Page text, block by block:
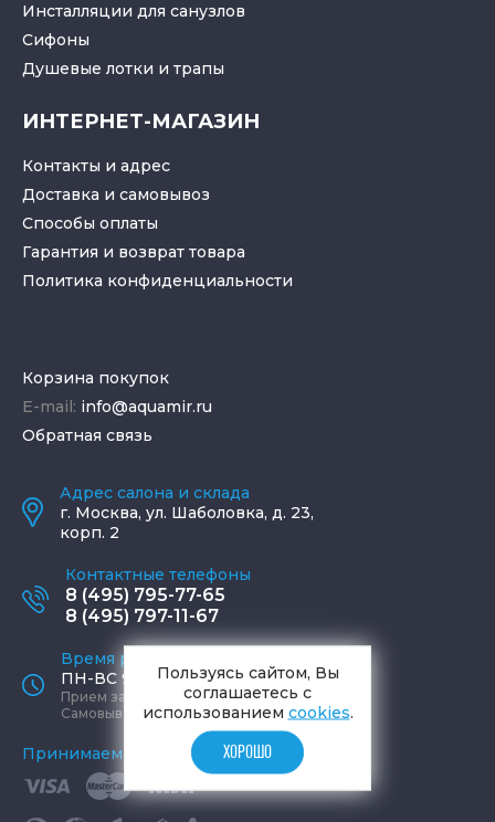
Инсталляции для санузлов
Cифоны
Душевые лотки и трапы
ИНТЕРНЕТ-МАГАЗИН
Контакты и адрес
Доставка и самовывоз
Способы оплаты
Гарантия и возврат товара
Политика конфиденциальности
Корзина покупок
E-mail: info@aquamir.ru
Обратная связь
Адрес салона и склада
г. Москва, ул. Шаболовка, д. 23,
корп. 2
Контактные телефоны
8 (495) 795-77-65
8 (495) 797-11-67
Время работы офиса
ПН-ВС 9:00 - 19:00
Прием заказов круглосуточно
Самовывоз ПН-СБ 9-19, ВС 12-17
Принимаем к оплате
Пользуясь сайтом, Вы
соглашаетесь с
использованием cookies.
ХОРОШО